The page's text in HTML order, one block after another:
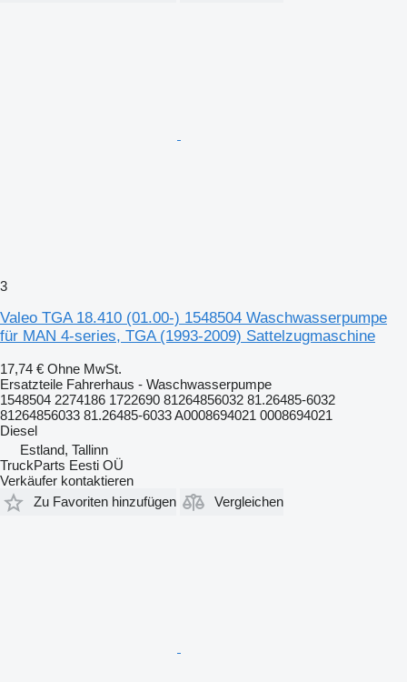
3
Valeo TGA 18.410 (01.00-) 1548504 Waschwasserpumpe
für MAN 4-series, TGA (1993-2009) Sattelzugmaschine
17,74 € Ohne MwSt.
Ersatzteile Fahrerhaus - Waschwasserpumpe
1548504 2274186 1722690 81264856032 81.26485-6032
81264856033 81.26485-6033 A0008694021 0008694021
Diesel
Estland, Tallinn
TruckParts Eesti OÜ
Verkäufer kontaktieren
Zu Favoriten hinzufügen
Vergleichen